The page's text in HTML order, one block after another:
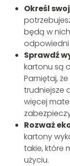
Określ
będą w
odpowiedni
Sprawdź
kartonu są
Pamiętaj,
trudniejsze
więcej
Rozważ
kartony
takie, które
użyciu.